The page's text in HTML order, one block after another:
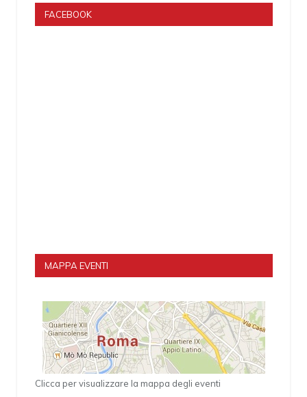
FACEBOOK
MAPPA EVENTI
Clicca per visualizzare la mappa degli eventi